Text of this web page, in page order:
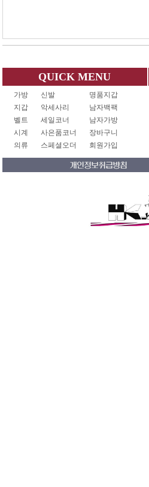
QUICK MENU
가방 신발
명품지갑
지갑
악세사리
남자백팩
벨트
세일코너
남자가방
시계
사은품코너
장바구니
의류
스페셜오더 회원가입